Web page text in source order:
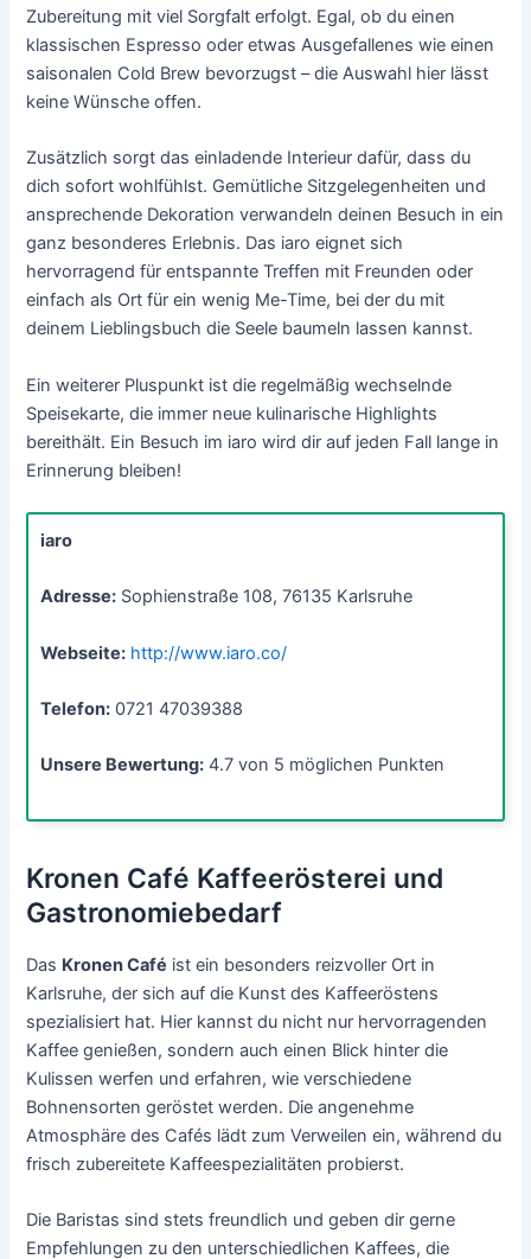
Zubereitung mit viel Sorgfalt erfolgt. Egal, ob du einen
klassischen Espresso oder etwas Ausgefallenes wie einen
saisonalen Cold Brew bevorzugst – die Auswahl hier lässt
keine Wünsche offen.
Zusätzlich sorgt das einladende Interieur dafür, dass du
dich sofort wohlfühlst. Gemütliche Sitzgelegenheiten und
ansprechende Dekoration verwandeln deinen Besuch in ein
ganz besonderes Erlebnis. Das iaro eignet sich
hervorragend für entspannte Treffen mit Freunden oder
einfach als Ort für ein wenig Me-Time, bei der du mit
deinem Lieblingsbuch die Seele baumeln lassen kannst.
Ein weiterer Pluspunkt ist die regelmäßig wechselnde
Speisekarte, die immer neue kulinarische Highlights
bereithält. Ein Besuch im iaro wird dir auf jeden Fall lange in
Erinnerung bleiben!
iaro
Adresse: Sophienstraße 108, 76135 Karlsruhe
Webseite: http://www.iaro.co/
Telefon: 0721 47039388
Unsere Bewertung: 4.7 von 5 möglichen Punkten
Kronen Café Kaffeerösterei und
Gastronomiebedarf
Das Kronen Café ist ein besonders reizvoller Ort in
Karlsruhe, der sich auf die Kunst des Kaffeeröstens
spezialisiert hat. Hier kannst du nicht nur hervorragenden
Kaffee genießen, sondern auch einen Blick hinter die
Kulissen werfen und erfahren, wie verschiedene
Bohnensorten geröstet werden. Die angenehme
Atmosphäre des Cafés lädt zum Verweilen ein, während du
frisch zubereitete Kaffeespezialitäten probierst.
Die Baristas sind stets freundlich und geben dir gerne
Empfehlungen zu den unterschiedlichen Kaffees, die